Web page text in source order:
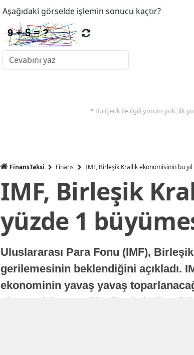
Aşağıdaki görselde işlemin sonucu kaçtır?
* Bu içerik ile ilgili yorum yok, ilk
FinansTaksi Finans IMF, Birleşik Krallık ekonomisinin bu
IMF, Birleşik
yüzde 1
Uluslararası Para Fonu (IMF),
gerilemesinin beklendiğini açıkladı.
ekonominin yavaş yavaş
ekonomisi, sonraki yıllarda